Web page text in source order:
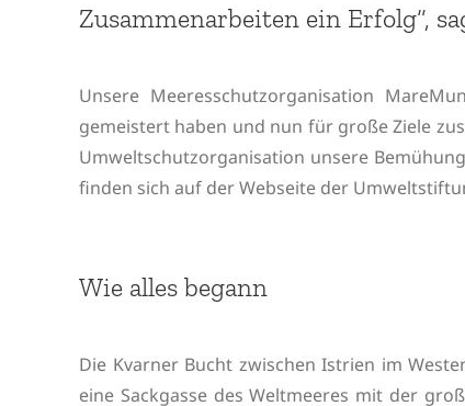
Zusammenarbeiten ein Erfolg“,
Unsere Meeresschutzorganisation
gemeistert haben und nun für große Ziele
Umweltschutzorganisation unsere
finden sich auf der Webseite der
Wie alles begann
Die Kvarner Bucht zwischen Istrien im
eine Sackgasse des Weltmeeres mit der